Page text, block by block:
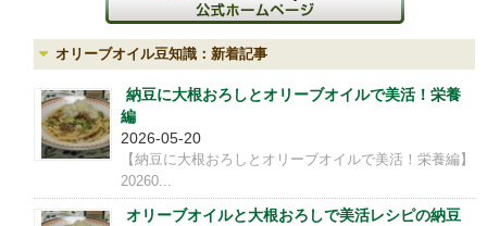
オリーブオイル豆知識：新着記事
納豆に大根おろしとオリーブオイルで美活！栄養
編
2026-05-20
【納豆に大根おろしとオリーブオイルで美活！栄養編】
20260...
オリーブオイルと大根おろしで美活レシピの納豆